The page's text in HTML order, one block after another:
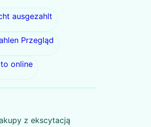
ausgezahlt
Przegląd
online
z ekscytacją